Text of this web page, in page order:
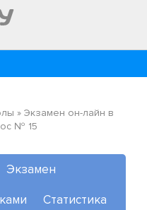
» Экзамен он-лайн в
№ 15
Экзамен
Статистика